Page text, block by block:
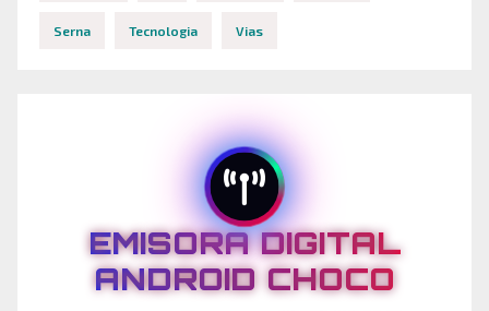
Serna Tecnologia Vias
EMISORA DIGITAL
ANDROID CHOCO